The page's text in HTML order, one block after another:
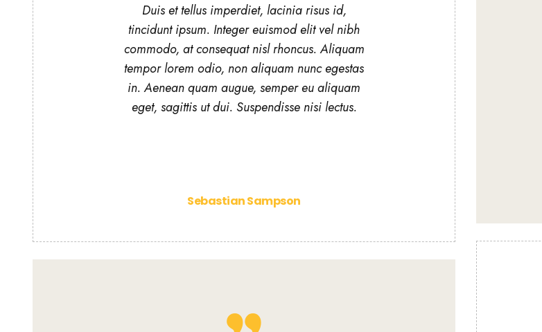
Duis et tellus imperdiet, lacinia risus id,
tincidunt ipsum. Integer euismod elit vel nibh
commodo, at consequat nisl rhoncus. Aliquam
tempor lorem odio, non aliquam nunc egestas
in. Aenean quam augue, semper eu aliquam
eget, sagittis ut dui. Suspendisse nisi lectus.
Sebastian Sampson